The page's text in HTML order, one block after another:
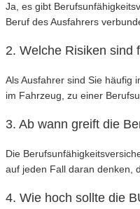
Ja, es gibt
Beruf des Ausfahrers
2. Welche Risiken sind
Als Ausfahrer sind Sie häufig
im Fahrzeug, zu einer
3. Ab wann greift die
Die
auf jeden Fall daran denken,
4. Wie hoch sollte die